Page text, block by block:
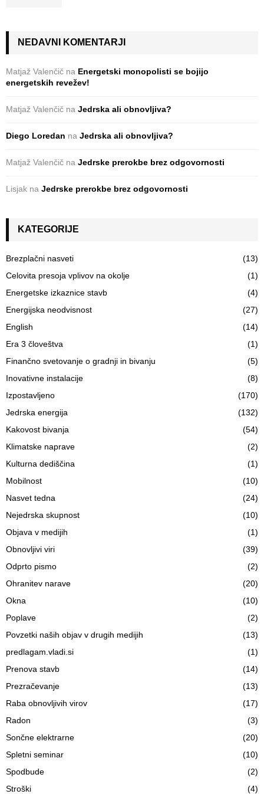
NEDAVNI KOMENTARJI
Matjaž Valenčič na Energetski monopolisti se bojijo
energetskih revežev!
Matjaž Valenčič na Jedrska ali obnovljiva?
Diego Loredan na Jedrska ali obnovljiva?
Matjaž Valenčič na Jedrske prerokbe brez odgovornosti
Lisjak na Jedrske prerokbe brez odgovornosti
KATEGORIJE
Brezplačni nasveti
(13)
Celovita presoja vplivov na okolje
(1)
Energetske izkaznice stavb
(4)
Energijska neodvisnost
(27)
English
(14)
Era 3 človeštva
(1)
Finančno svetovanje o gradnji in bivanju
(5)
Inovativne instalacije
(8)
Izpostavljeno
(170)
Jedrska energija
(132)
Kakovost bivanja
(54)
Klimatske naprave
(2)
Kulturna dediščina
(1)
Mobilnost
(10)
Nasvet tedna
(24)
Nejedrska skupnost
(10)
Objava v medijih
(1)
Obnovljivi viri
(39)
Odprto pismo
(2)
Ohranitev narave
(20)
Okna
(10)
Poplave
(2)
Povzetki naših objav v drugih medijih
(13)
predlagam.vladi.si
(1)
Prenova stavb
(14)
Prezračevanje
(13)
Raba obnovljivih virov
(17)
Radon
(3)
Sončne elektrarne
(20)
Spletni seminar
(10)
Spodbude
(2)
Stroški
(4)